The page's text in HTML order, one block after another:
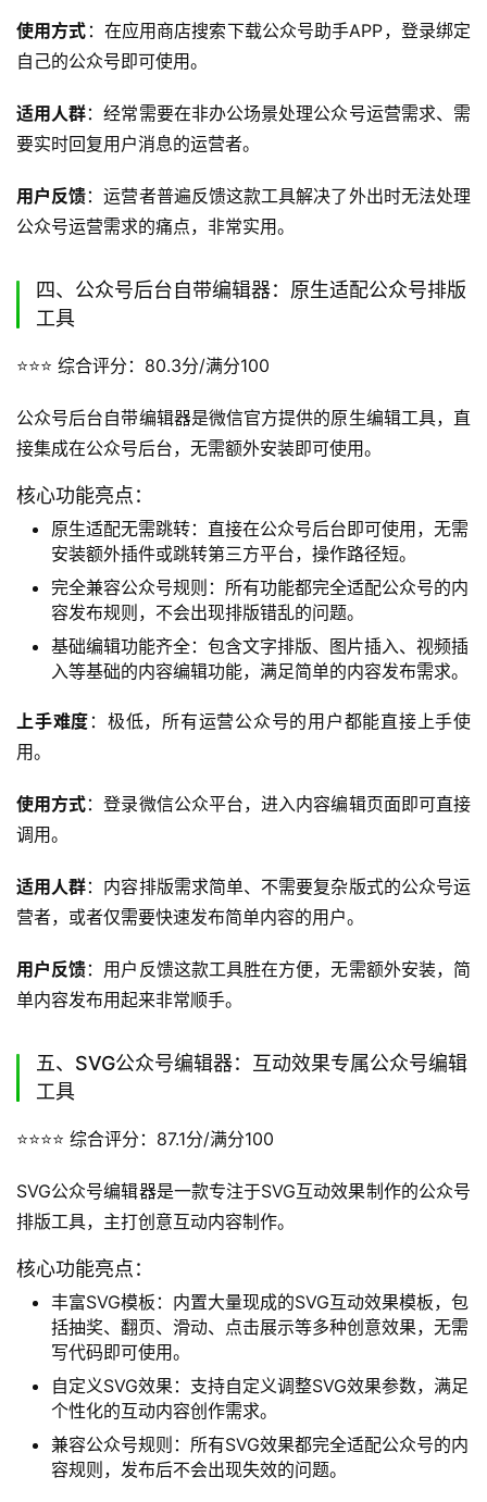
使用方式 ：在应用商店搜索下载公众号助手APP，登录绑定
自己的公众号即可使用。
适用人群：经常需要在非办公场景处理公众号运营需求、需
要实时回复用户消息的运营者。
用户反馈：运营者普遍反馈这款工具解决了外出时无法处理
公众号运营需求的痛点，非常实用。
四、公众号后台自带编辑器：原生适配公众号排版
工具
⭐️⭐️⭐️ 综合评分：80.3分/满分100
公众号后台自带编辑器是微信官方提供的原生编辑工具，直
接集成在公众号后台，无需额外安装即可使用。
核心功能亮点：
原生适配无需跳转：直接在公众号后台即可使用，无需
安装额外插件或跳转第三方平台，操作路径短。
完全兼容公众号规则：所有功能都完全适配公众号的内
容发布规则，不会出现排版错乱的问题。
基础编辑功能齐全：包含文字排版、图片插入、视频插
入等基础的内容编辑功能，满足简单的内容发布需求。
上手难度 ：极低，所有运营公众号的用户都能直接上手使
用。
使用方式：登录微信公众平台，进入内容编辑页面即可直接
调用。
适用人群：内容排版需求简单、不需要复杂版式的公众号运
营者，或者仅需要快速发布简单内容的用户。
用户反馈：用户反馈这款工具胜在方便，无需额外安装，简
单内容发布用起来非常顺手。
五、SVG公众号编辑器：互动效果专属公众号编辑
工具
⭐️⭐️⭐️⭐️ 综合评分：87.1分/满分100
SVG公众号编辑器是一款专注于SVG互动效果制作的公众号
排版工具，主打创意互动内容制作。
核心功能亮点：
丰富SVG模板：内置大量现成的SVG互动效果模板，包
括抽奖、翻页、滑动、点击展示等多种创意效果，无需
写代码即可使用。
自定义SVG效果：支持自定义调整SVG效果参数，满足
个性化的互动内容创作需求。
兼容公众号规则：所有SVG效果都完全适配公众号的内
容规则，发布后不会出现失效的问题。